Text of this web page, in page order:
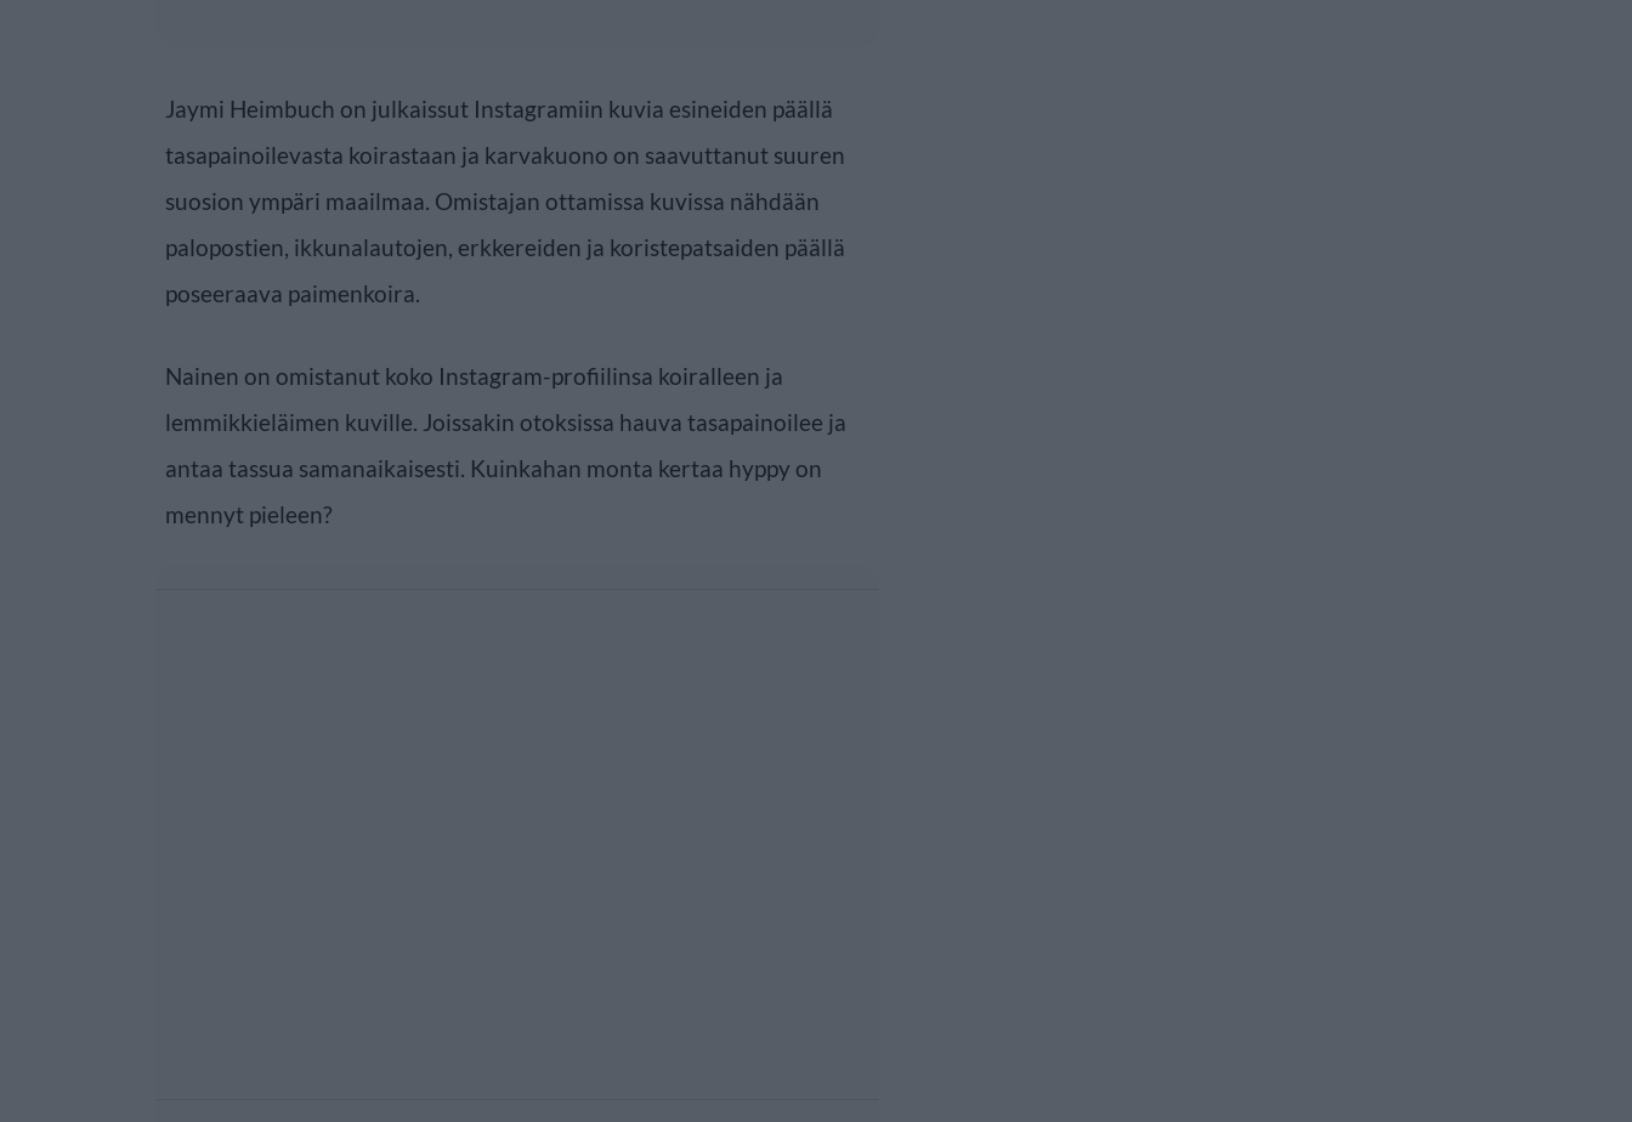
Jaymi Heimbuch on julkaissut Instagramiin kuvia esineiden päällä
tasapainoilevasta koirastaan ja karvakuono on saavuttanut suuren
suosion ympäri maailmaa. Omistajan ottamissa kuvissa nähdään
palopostien, ikkunalautojen, erkkereiden ja koristepatsaiden päällä
poseeraava paimenkoira.
Nainen on omistanut koko Instagram-profiilinsa koiralleen ja
lemmikkieläimen kuville. Joissakin otoksissa hauva tasapainoilee ja
antaa tassua samanaikaisesti. Kuinkahan monta kertaa hyppy on
mennyt pieleen?